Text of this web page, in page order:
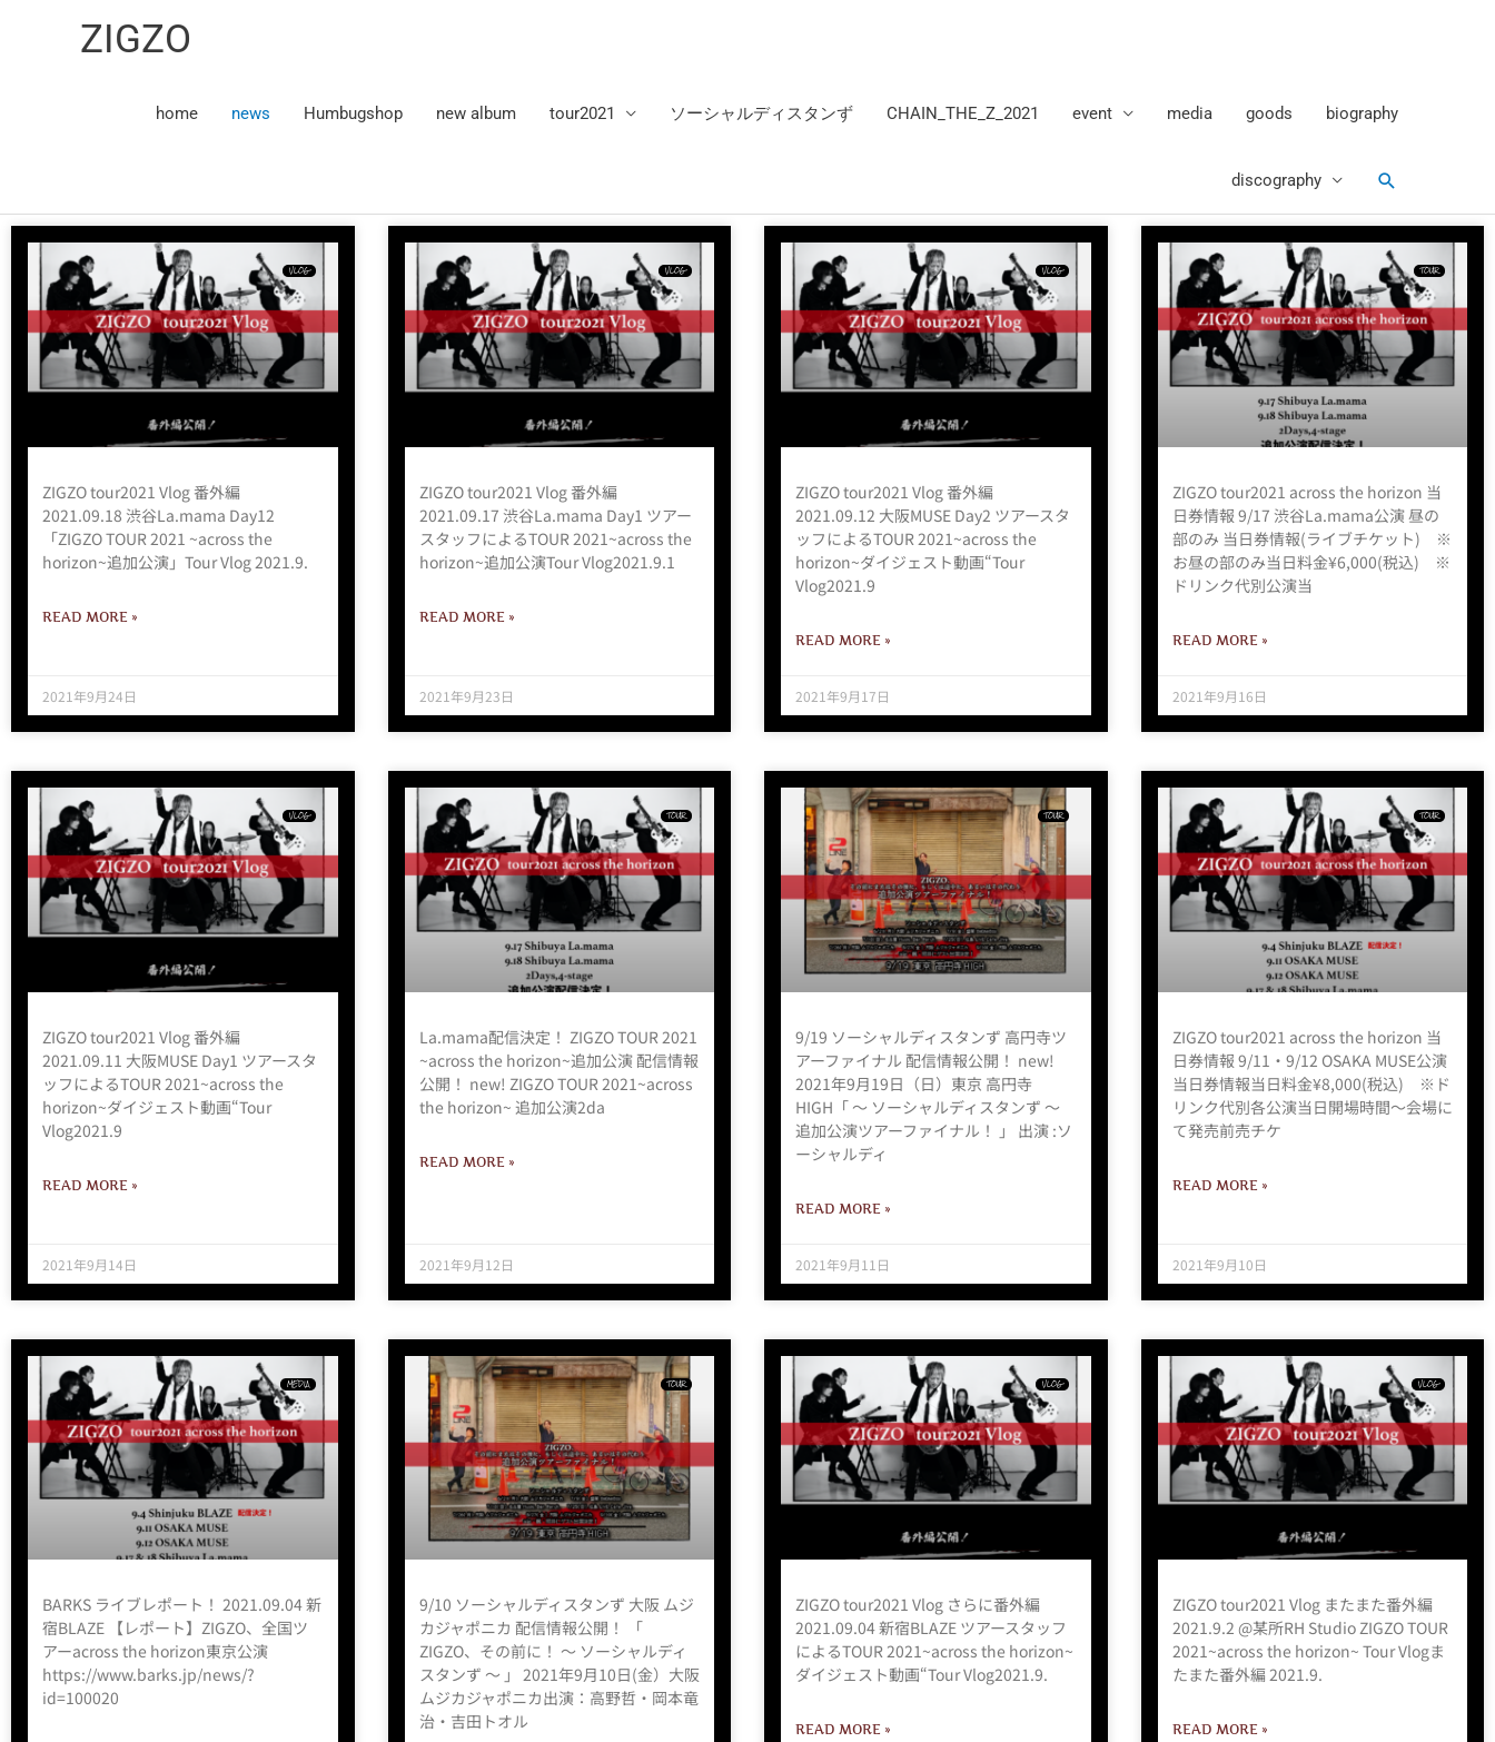
ZIGZO
home news Humbugshop new album tour2021 ソーシャルディスタンず CHAIN_THE_Z_2021 event media goods biography
discography
検
VLOG
ZIGZO tour2021 Vlog 番外編
2021.09.18 渋谷La.mama Day12
「ZIGZO TOUR 2021 ~across the
horizon~追加公演」Tour Vlog 2021.9.
READ MORE »
2021年9月24日
VLOG
ZIGZO tour2021 Vlog 番外編
2021.09.17 渋谷La.mama Day1 ツアー
スタッフによるTOUR 2021~across the
horizon~追加公演Tour Vlog2021.9.1
READ MORE »
2021年9月23日
VLOG
ZIGZO tour2021 Vlog 番外編
2021.09.12 大阪MUSE Day2 ツアースタ
ッフによるTOUR 2021~across the
horizon~ダイジェスト動画“Tour
Vlog2021.9
READ MORE »
2021年9月17日
TOUR
ZIGZO tour2021 across the horizon 当
日券情報 9/17 渋谷La.mama公演 昼の
部のみ 当日券情報(ライブチケット) ※
お昼の部のみ当日料金¥6,000(税込) ※
ドリンク代別公演当
READ MORE »
2021年9月16日
VLOG
ZIGZO tour2021 Vlog 番外編
2021.09.11 大阪MUSE Day1 ツアースタ
ッフによるTOUR 2021~across the
horizon~ダイジェスト動画“Tour
Vlog2021.9
READ MORE »
2021年9月14日
TOUR
La.mama配信決定！ ZIGZO TOUR 2021
~across the horizon~追加公演 配信情報
公開！ new! ZIGZO TOUR 2021~across
the horizon~ 追加公演2da
READ MORE »
2021年9月12日
TOUR
9/19 ソーシャルディスタンず 高円寺ツ
アーファイナル 配信情報公開！ new!
2021年9月19日（日）東京 高円寺
HIGH「 〜 ソーシャルディスタンず 〜
追加公演ツアーファイナル！ 」 出演 :ソ
ーシャルディ
READ MORE »
2021年9月11日
TOUR
ZIGZO tour2021 across the horizon 当
日券情報 9/11・9/12 OSAKA MUSE公演
当日券情報当日料金¥8,000(税込) ※ド
リンク代別各公演当日開場時間～会場に
て発売前売チケ
READ MORE »
2021年9月10日
MEDIA
BARKS ライブレポート！ 2021.09.04 新
宿BLAZE 【レポート】ZIGZO、全国ツ
アーacross the horizon東京公演
https://www.barks.jp/news/?
id=100020
TOUR
9/10 ソーシャルディスタンず 大阪 ムジ
カジャポニカ 配信情報公開！ 「
ZIGZO、その前に！ 〜 ソーシャルディ
スタンず 〜 」 2021年9月10日(金）大阪
ムジカジャポニカ出演：高野哲・岡本竜
治・吉田トオル
VLOG
ZIGZO tour2021 Vlog さらに番外編
2021.09.04 新宿BLAZE ツアースタッフ
によるTOUR 2021~across the horizon~
ダイジェスト動画“Tour Vlog2021.9.
READ MORE »
VLOG
ZIGZO tour2021 Vlog またまた番外編
2021.9.2 @某所RH Studio ZIGZO TOUR
2021~across the horizon~ Tour Vlogま
たまた番外編 2021.9.
READ MORE »